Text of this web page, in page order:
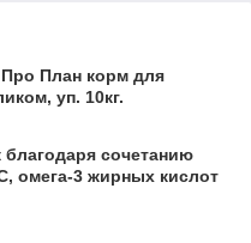
План корм для
уп. 10кг.
сочетанию
омега-3 жирных кислот